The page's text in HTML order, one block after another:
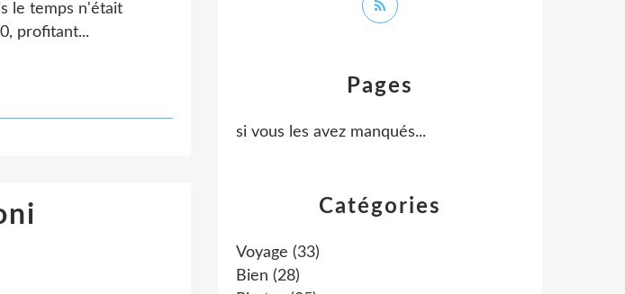
le temps n'était
profitant...
Catégories
Voyage (33)
Bien (28)
Pages
si vous les avez manqués...